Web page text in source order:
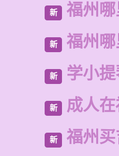
新 福州
新 福州
新 学小
新 成人
新 福州